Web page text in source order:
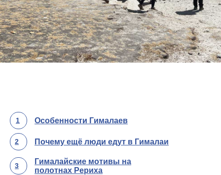
Почему ещё люди едут в Гималаи
Гималайские мотивы на
полотнах Рериха
Особенности Гималаев
1
2
3